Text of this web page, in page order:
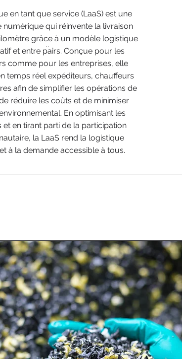
..
en tant que service (LaaS) est une
numérique qui réinvente la livraison
grâce à un modèle logistique
et entre pairs. Conçue pour les
comme pour les entreprises, elle
temps réel expéditeurs, chauffeurs
afin de simplifier les opérations de
réduire les coûts et de minimiser
En optimisant les
et en tirant parti de la participation
la LaaS rend la logistique
à la demande accessible à tous.